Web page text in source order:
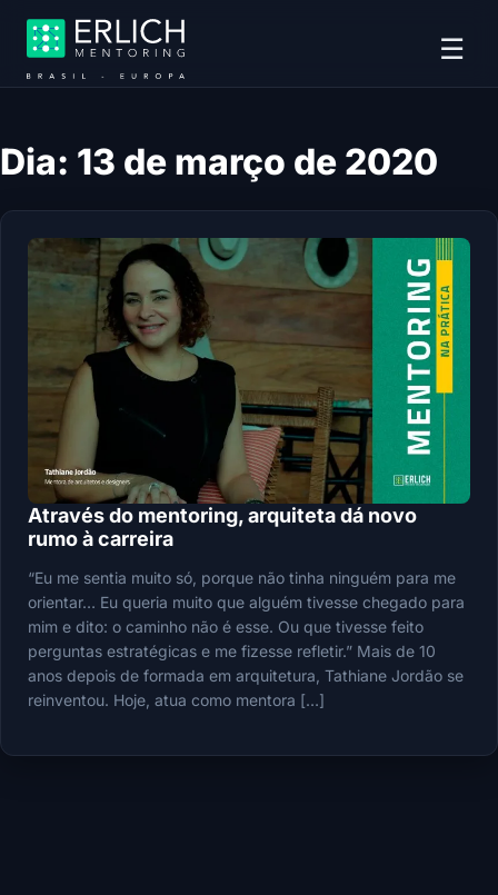
☰
Dia: 13 de março de 2020
Através do mentoring, arquiteta dá novo
rumo à carreira
“Eu me sentia muito só, porque não tinha ninguém para me
orientar… Eu queria muito que alguém tivesse chegado para
mim e dito: o caminho não é esse. Ou que tivesse feito
perguntas estratégicas e me fizesse refletir.” Mais de 10
anos depois de formada em arquitetura, Tathiane Jordão se
reinventou. Hoje, atua como mentora […]